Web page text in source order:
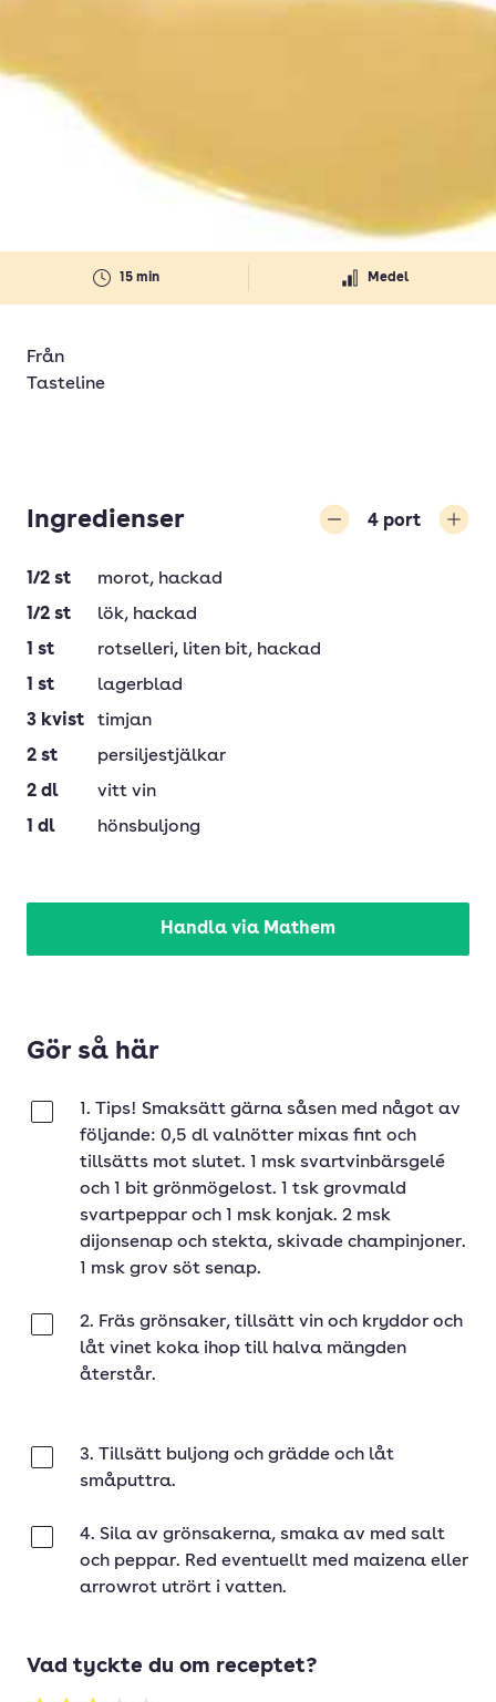
15 min Medel
Från
Tasteline
Ingredienser 4 port
1/2 st morot, hackad
1/2 st lök, hackad
1 st rotselleri, liten bit, hackad
1 st
lagerblad
3 kvist
timjan
2 st
persiljestjälkar
2 dl
vitt vin
1 dl hönsbuljong
Handla via Mathem
Gör så här
1. Tips! Smaksätt gärna såsen med något av
följande: 0,5 dl valnötter mixas fint och
tillsätts mot slutet. 1 msk svartvinbärsgelé
och 1 bit grönmögelost. 1 tsk grovmald
svartpeppar och 1 msk konjak. 2 msk
dijonsenap och stekta, skivade champinjoner.
1 msk grov söt senap.
2. Fräs grönsaker, tillsätt vin och kryddor och
låt vinet koka ihop till halva mängden
återstår.
3. Tillsätt buljong och grädde och låt
småputtra.
4. Sila av grönsakerna, smaka av med salt
och peppar. Red eventuellt med maizena eller
arrowrot utrört i vatten.
Vad tyckte du om receptet?